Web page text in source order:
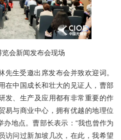
会新闻发布会现场
先生受邀出席发布会并致欢迎词。
在中国成长和壮大的见证人，曹部
发、生产及应用都有非常重要的作
易与商业中心，拥有优越的地理位
地点。曹部长表示：“我也曾作为
访问过新加坡几次，在此，我希望